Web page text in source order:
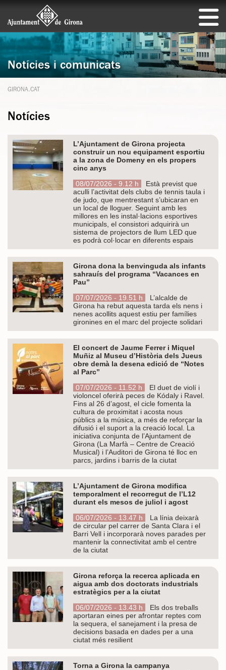
Notícies i comunicats
GIRONA.CAT
Notícies
L’Ajuntament de Girona projecta
construir un nou equipament esportiu
a la zona de Domeny en els propers
cinc anys
08/07/2026 - 9.12 h
Està previst que
aculli l’activitat dels clubs de tennis taula i
de judo, que mentrestant s’ubicaran en
un local de lloguer. Seguint amb les
millores en les instal·lacions esportives
municipals, el consistori adquirirà un
sistema de projectors de llum LED que
es podrà col·locar en diferents espais
Girona dona la benvinguda als infants
sahrauís del programa “Vacances en
Pau”
07/07/2026 - 19.51 h
L’alcalde de
Girona ha rebut aquesta tarda els nens i
nenes acollits aquest estiu per famílies
gironines en el marc del projecte solidari
El concert de Jaume Ferrer i Miquel
Muñiz al Museu d’Història dels Jueus
obre demà la desena edició de “Notes
al Parc”
07/07/2026 - 11.52 h
El duet de violí i
violoncel oferirà peces de Kódaly i Ravel.
Fins al 26 d’agost, el cicle fomenta la
cultura de proximitat i acosta nous
públics a la música, a més de reforçar la
difusió i el suport a la creació local. La
iniciativa conjunta de l’Ajuntament de
Girona (La Marfà – Centre de Creació
Musical) i l’Auditori de Girona té lloc en
parcs, jardins i barris de la ciutat
L’Ajuntament de Girona modifica
temporalment el recorregut de l’L12
durant els mesos de juliol i agost
06/07/2026 - 13.47 h
La línia deixarà
de circular pel carrer de Santa Clara i el
Barri Vell i incorporarà noves parades per
mantenir la connectivitat amb el centre
de la ciutat
Girona reforça la recerca aplicada en
aigua amb dos doctorats industrials
estratègics per a la ciutat
06/07/2026 - 13.43 h
Els dos treballs
aportaran eines per afrontar reptes com
la sequera, el sanejament i la presa de
decisions basada en dades per a una
ciutat més resilient
Torna a Girona la campanya